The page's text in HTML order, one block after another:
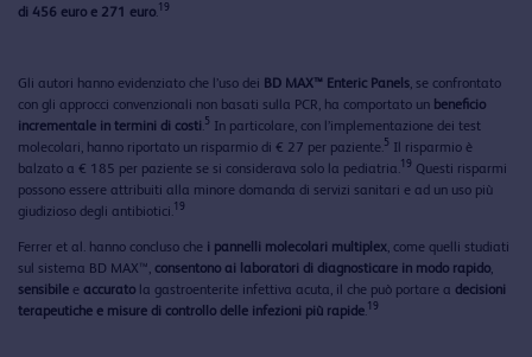
di 456 euro e 271 euro 19
Gli autori hanno evidenziato che l’uso dei BD MAX™ Enteric Panels , se confrontato
con gli approcci convenzionali non basati sulla PCR, ha comportato un beneficio
incrementale in termini di costi 5 In particolare, con l’implementazione dei test
molecolari, hanno riportato un risparmio di € 27 per paziente. 5 Il risparmio è
balzato a € 185 per paziente se si considerava solo la pediatria. 19 Questi risparmi
possono essere attribuiti alla minore domanda di servizi sanitari e ad un uso più
giudizioso degli antibiotici. 19
Ferrer et al. hanno concluso che i pannelli molecolari multiplex , come quelli studiati
sul sistema BD MAX™, consentono ai laboratori di diagnosticare in modo rapido
sensibile e accurato la gastroenterite infettiva acuta, il che può portare a decisioni
terapeutiche e misure di controllo delle infezioni più rapide 19